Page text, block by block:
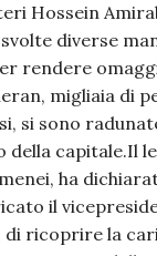
Hossein
diverse
rendere
migliaia di
si sono
della capitale.Il
ha
il
di ricoprire la